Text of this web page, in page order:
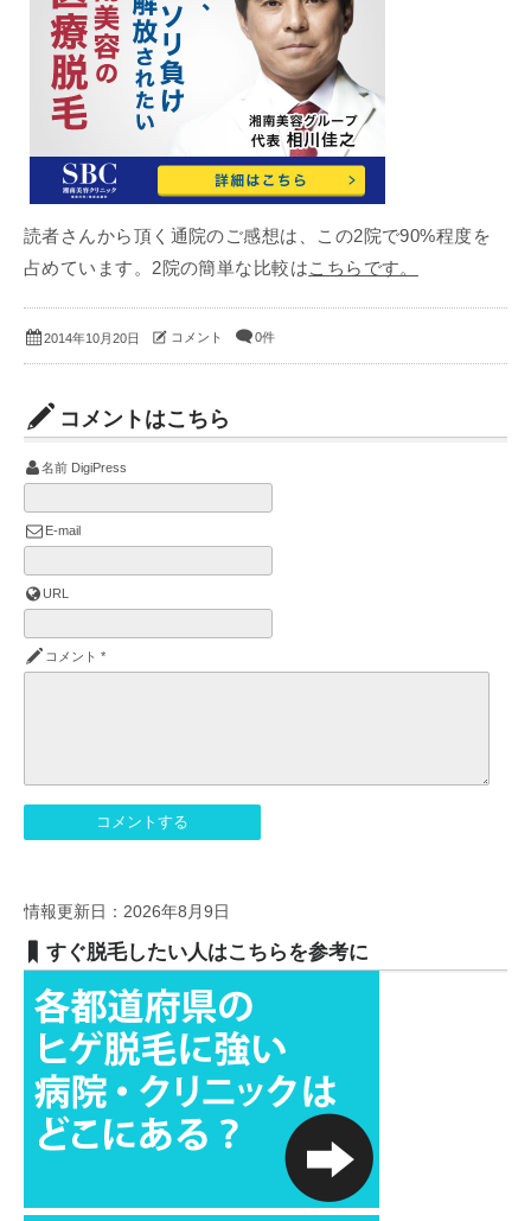
読者さんから頂く通院のご感想は、この2院で90%程度を
占めています。2院の簡単な比較はこちらです。
2014年10月20日 コメント 0件
コメントはこちら
名前 DigiPress
E-mail
URL
コメント *
情報更新日：2026年8月9日
すぐ脱毛したい人はこちらを参考に